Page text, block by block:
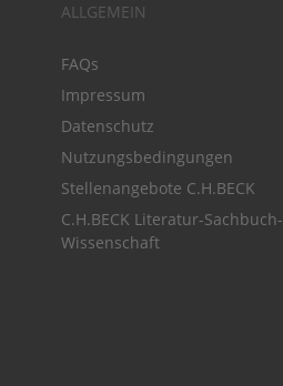
ALLGEMEIN
FAQs
Impressum
Datenschutz
Nutzungsbedingungen
Stellenangebote C.H.BECK
C.H.BECK Literatur-Sachbuch-
Wissenschaft